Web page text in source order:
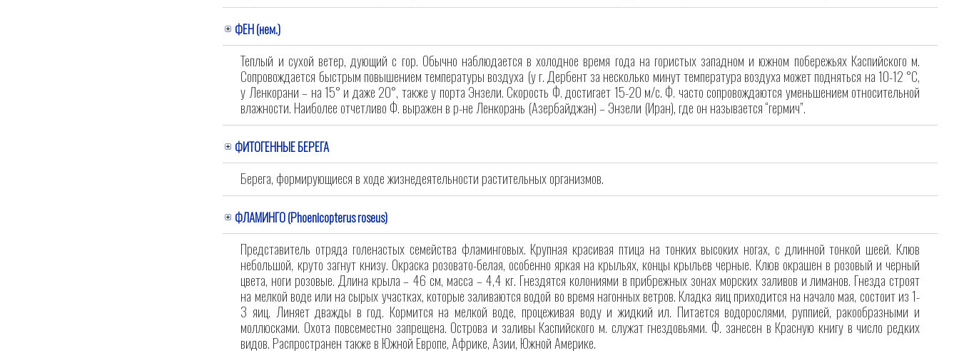
ФЕН (нем.)
Теплый и сухой ветер, дующий с гор. Обычно наблюдается в холодное время года на гористых западном и южном побережьях Каспийского м.
Сопровождается быстрым повышением температуры воздуха (у г. Дербент за несколько минут температура воздуха может подняться на 10-12 °С,
у Ленкорани – на 15° и даже 20°, также у порта Энзели. Скорость Ф. достигает 15-20 м/с. Ф. часто сопровождаются уменьшением относительной
влажности. Наиболее отчетливо Ф. выражен в р-не Ленкорань (Азербайджан) – Энзели (Иран), где он называется “гермич”.
ФИТОГЕННЫЕ БЕРЕГА
Берега, формирующиеся в ходе жизнедеятельности растительных организмов.
ФЛАМИНГО (Phoenicopterus roseus)
Представитель отряда голенастых семейства фламинговых. Крупная красивая птица на тонких высоких ногах, с длинной тонкой шеей. Клюв
небольшой, круто загнут книзу. Окраска розовато-белая, особенно яркая на крыльях, концы крыльев черные. Клюв окрашен в розовый и черный
цвета, ноги розовые. Длина крыла – 46 см, масса – 4,4 кг. Гнездятся колониями в прибрежных зонах морских заливов и лиманов. Гнезда строят
на мелкой воде или на сырых участках, которые заливаются водой во время нагонных ветров. Кладка яиц приходится на начало мая, состоит из 1-
3 яиц. Линяет дважды в год. Кормится на мелкой воде, процеживая воду и жидкий ил. Питается водорослями, руппией, ракообразными и
моллюсками. Охота повсеместно запрещена. Острова и заливы Каспийского м. служат гнездовьями. Ф. занесен в Красную книгу в число редких
видов. Распространен также в Южной Европе, Африке, Азии, Южной Америке.